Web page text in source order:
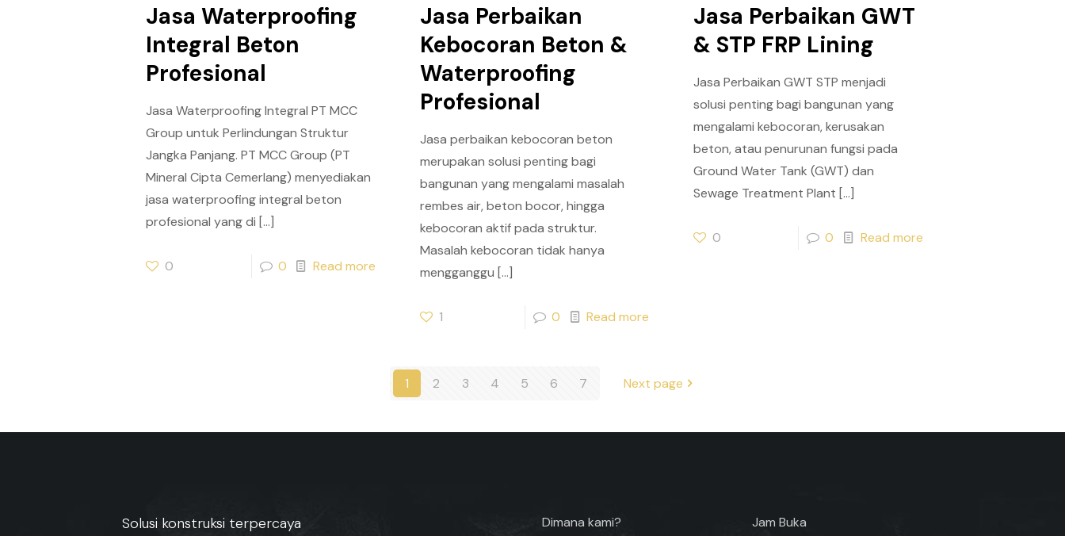
Jasa Waterproofing
Integral Beton
Profesional
Jasa Waterproofing Integral PT MCC
Group untuk Perlindungan Struktur
Jangka Panjang. PT MCC Group (PT
Mineral Cipta Cemerlang) menyediakan
jasa waterproofing integral beton
profesional yang di […]
0 0 Read more
Jasa Perbaikan
Kebocoran Beton &
Waterproofing
Profesional
Jasa perbaikan kebocoran beton
merupakan solusi penting bagi
bangunan yang mengalami masalah
rembes air, beton bocor, hingga
kebocoran aktif pada struktur.
Masalah kebocoran tidak hanya
mengganggu […]
1 0 Read more
Jasa Perbaikan GWT
& STP FRP Lining
Jasa Perbaikan GWT STP menjadi
solusi penting bagi bangunan yang
mengalami kebocoran, kerusakan
beton, atau penurunan fungsi pada
Ground Water Tank (GWT) dan
Sewage Treatment Plant […]
0 0 Read more
1 2 3 4 5 6 7 Next page
Solusi konstruksi terpercaya
Dimana kami?
Jam Buka